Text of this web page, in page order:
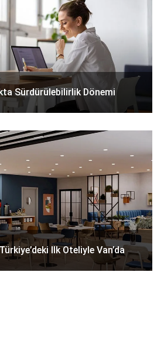
Sürdürülebilirlik Dönemi
Ilk Oteliyle Van’da